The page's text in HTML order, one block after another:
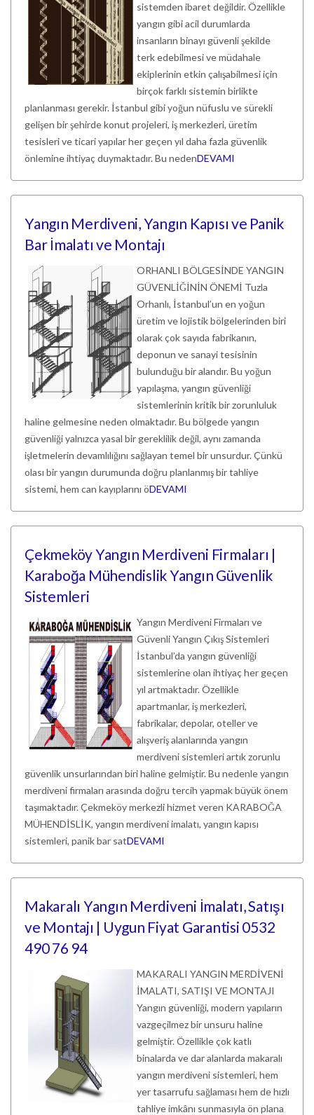
sistemden ibaret değildir. Özellikle
yangın gibi acil durumlarda
insanların binayı güvenli şekilde
terk edebilmesi ve müdahale
ekiplerinin etkin çalışabilmesi için
birçok farklı sistemin birlikte
planlanması gerekir. İstanbul gibi yoğun nüfuslu ve sürekli
gelişen bir şehirde konut projeleri, iş merkezleri, üretim
tesisleri ve ticari yapılar her geçen yıl daha fazla güvenlik
önlemine ihtiyaç duymaktadır. Bu nedenDEVAMI
Yangın Merdiveni, Yangın Kapısı ve Panik
Bar İmalatı ve Montajı
ORHANLI BÖLGESİNDE YANGIN
GÜVENLİĞİNİN ÖNEMİ Tuzla
Orhanlı, İstanbul’un en yoğun
üretim ve lojistik bölgelerinden biri
olarak çok sayıda fabrikanın,
deponun ve sanayi tesisinin
bulunduğu bir alandır. Bu yoğun
yapılaşma, yangın güvenliği
sistemlerinin kritik bir zorunluluk
haline gelmesine neden olmaktadır. Bu bölgede yangın
güvenliği yalnızca yasal bir gereklilik değil, aynı zamanda
işletmelerin devamlılığını sağlayan temel bir unsurdur. Çünkü
olası bir yangın durumunda doğru planlanmış bir tahliye
sistemi, hem can kayıplarını öDEVAMI
Çekmeköy Yangın Merdiveni Firmaları |
Karaboğa Mühendislik Yangın Güvenlik
Sistemleri
Yangın Merdiveni Firmaları ve
Güvenli Yangın Çıkış Sistemleri
İstanbul’da yangın güvenliği
sistemlerine olan ihtiyaç her geçen
yıl artmaktadır. Özellikle
apartmanlar, iş merkezleri,
fabrikalar, depolar, oteller ve
alışveriş alanlarında yangın
merdiveni sistemleri artık zorunlu
güvenlik unsurlarından biri haline gelmiştir. Bu nedenle yangın
merdiveni firmaları arasında doğru tercih yapmak büyük önem
taşımaktadır. Çekmeköy merkezli hizmet veren KARABOĞA
MÜHENDİSLİK, yangın merdiveni imalatı, yangın kapısı
sistemleri, panik bar satDEVAMI
Makaralı Yangın Merdiveni İmalatı, Satışı
ve Montajı | Uygun Fiyat Garantisi 0532
490 76 94
MAKARALI YANGIN MERDİVENİ
İMALATI, SATIŞI VE MONTAJI
Yangın güvenliği, modern yapıların
vazgeçilmez bir unsuru haline
gelmiştir. Özellikle çok katlı
binalarda ve dar alanlarda makaralı
yangın merdiveni sistemleri, hem
yer tasarrufu sağlaması hem de hızlı
tahliye imkânı sunmasıyla ön plana